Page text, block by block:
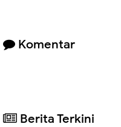
Komentar
Berita Terkini